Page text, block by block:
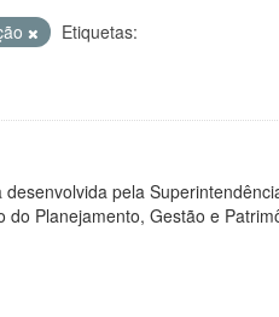
Etiquetas:
pela
Planejamento, Gestão e